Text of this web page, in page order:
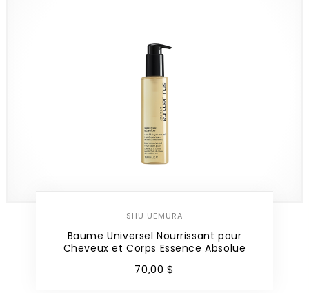
SHU UEMURA
Baume Universel Nourrissant pour
Cheveux et Corps Essence Absolue
70,00 $